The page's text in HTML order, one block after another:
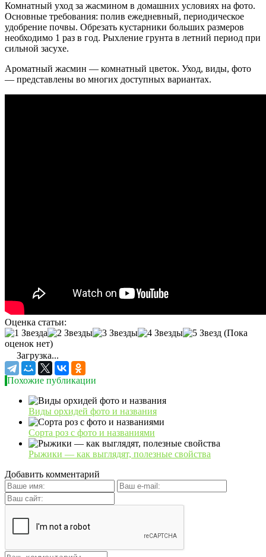
Комнатный уход за жасмином в домашних условиях на фото.
Основные требования: полив ежедневный, периодическое
удобрение почвы. Обрезать кустарники больших размеров
необходимо 1 раз в год. Рыхление грунта в летний период при
сильной засухе.
Ароматный жасмин — комнатный цветок. Уход, виды, фото
— представлены во многих доступных вариантах.
Оценка статьи:
(Пока
оценок нет)
Загрузка...
Похожие публикации
Виды орхидей фото и названия
Сорта роз с фото и названиями
Рыжики — как выглядят, полезные свойства
Добавить комментарий